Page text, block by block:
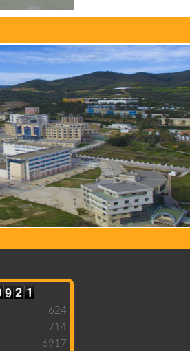
624
714
6917